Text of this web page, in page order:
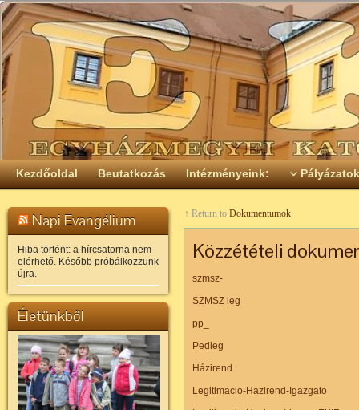
Kezdőoldal Beutatkozás Intézményeink: Pályázatok
Napi Evangélium
Hiba történt: a hírcsatorna nem
elérhető. Később próbálkozzunk
újra.
Életünkből
↑ Return to Dokumentumok
Közzétételi
szmsz-
SZMSZ leg
pp_
Pedleg
Házirend
Legitimacio-Hazirend-Igazgato